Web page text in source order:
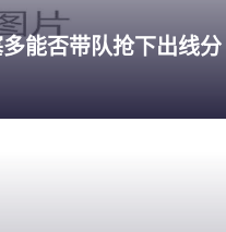
能否带队抢下出线分